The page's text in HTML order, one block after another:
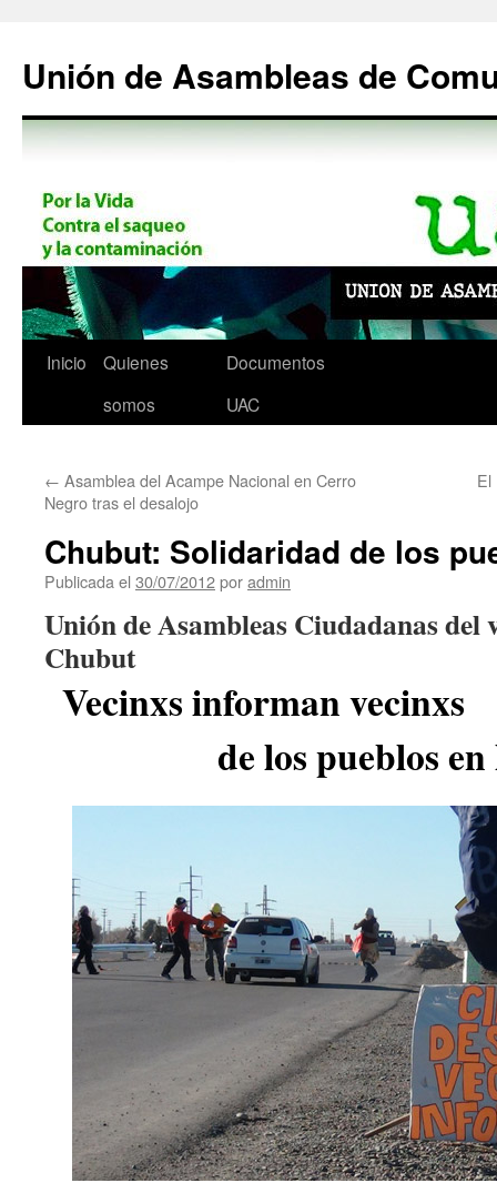
contenido
Unión de Asambleas de
Inicio
Quienes
somos
Documentos
UAC
← Asamblea del Acampe Nacional en Cerro
Negro tras el desalojo
El
Chubut: Solidaridad de los
Publicada el 30/07/2012poradmin
Unión de Asambleas Ciudadanas del
Chubut
Vecinxs informan
de los pueblos